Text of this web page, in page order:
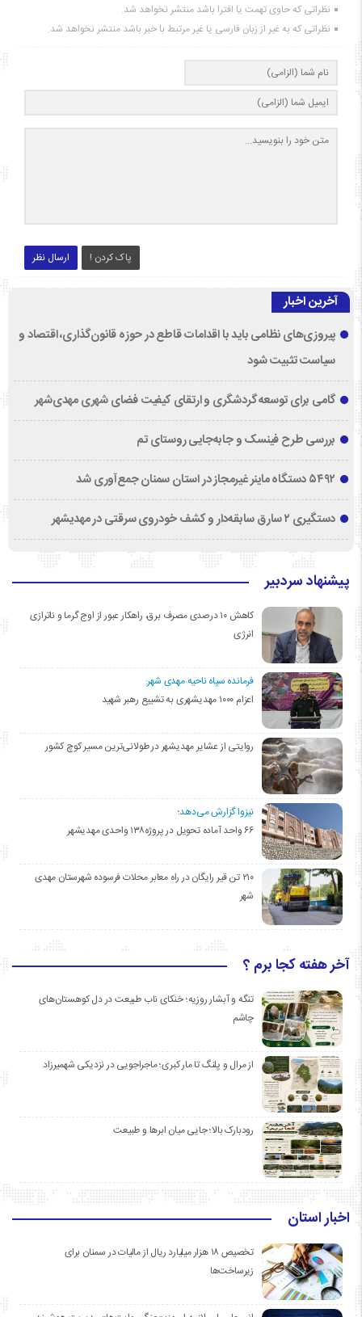
نظراتی که حاوی تهمت یا افترا باشد منتشر نخواهد شد.
نظراتی که به غیر از زبان فارسی یا غیر مرتبط با خبر باشد منتشر نخواهد شد.
ارسال نظر پاک کردن !
آخرین اخبار
پیروزی‌های نظامی باید با اقدامات قاطع در حوزه قانون‌گذاری، اقتصاد و
سیاست تثبیت شود
گامی برای توسعه گردشگری و ارتقای کیفیت فضای شهری مهدی‌شهر
بررسی طرح فینسک و جابه‌جایی روستای تم
۵۴۹۲ دستگاه ماینر غیرمجاز در استان سمنان جمع‌آوری شد
دستگیری ۲ سارق سابقه‌دار و کشف خودروی سرقتی در مهدیشهر
پیشنهاد سردبیر
کاهش ۱۰ درصدی مصرف برق، راهکار عبور از اوج گرما و ناترازی
انرژی
فرمانده سپاه ناحیه مهدی شهر:
اعزام ۱۰۰۰ مهدیشهری به تشییع رهبر شهید
روایتی از عشایر مهدیشهر در طولانی‌ترین مسیر کوچ کشور
نیزوا گزارش می‌دهد؛
۶۶ واحد آماده تحویل در پروژه۱۳۸ واحدی مهدیشهر
۲۱۰ تن قیر رایگان در راه معابر محلات فرسوده شهرستان مهدی
شهر
آخر هفته کجا برم ؟
تنگه و آبشار روزیه؛ خنکای ناب طبیعت در دل کوهستان‌های
چاشم
از مرال و پلنگ تا مار کبری؛ ماجراجویی در نزدیکی شهمیرزاد
رودبارک بالا؛ جایی میان ابرها و طبیعت
اخبار استان
تخصیص ۱۸ هزار میلیارد ریال از مالیات در سمنان برای
زیرساخت‌ها